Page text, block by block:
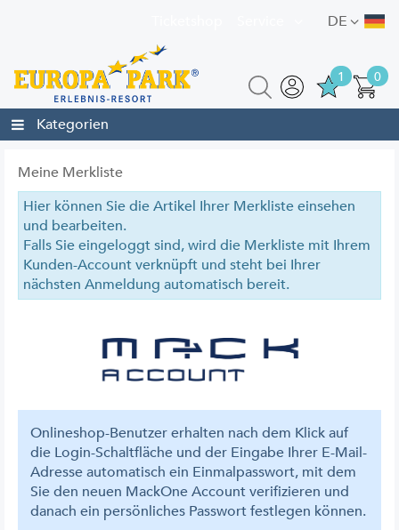
DE
0
1
Kategorien
Meine Merkliste
Hier können Sie die Artikel Ihrer Merkliste einsehen
und bearbeiten.
Falls Sie eingeloggt sind, wird die Merkliste mit Ihrem
Kunden-Account verknüpft und steht bei Ihrer
nächsten Anmeldung automatisch bereit.
Onlineshop-Benutzer erhalten nach dem Klick auf
die Login-Schaltfläche und der Eingabe Ihrer E-Mail-
Adresse automatisch ein Einmalpasswort, mit dem
Sie den neuen MackOne Account verifizieren und
danach ein persönliches Passwort festlegen können.